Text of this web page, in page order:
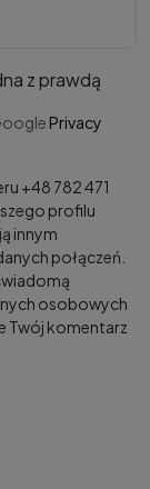
z prawdą
Privacy
+48 782 471
profilu
innym
połączeń.
osobowych
Twój komentarz